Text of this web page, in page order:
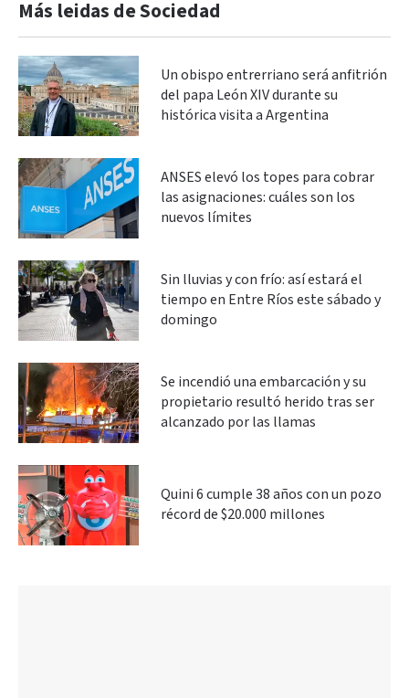
Más leidas de Sociedad
Un obispo entrerriano será anfitrión
del papa León XIV durante su
histórica visita a Argentina
ANSES elevó los topes para cobrar
las asignaciones: cuáles son los
nuevos límites
Sin lluvias y con frío: así estará el
tiempo en Entre Ríos este sábado y
domingo
Se incendió una embarcación y su
propietario resultó herido tras ser
alcanzado por las llamas
Quini 6 cumple 38 años con un pozo
récord de $20.000 millones